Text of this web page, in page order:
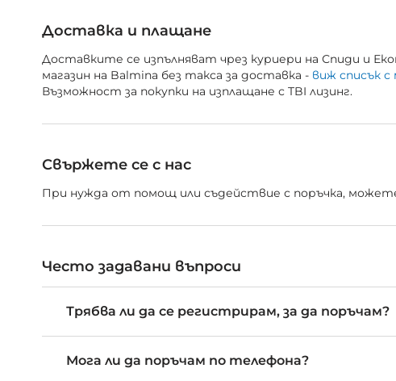
Доставка и плащане
Доставките се изпълняват чрез куриери на Спиди и
магазин на Balmina без такса за доставка - виж списък с
Възможност за покупки на изплащане с TBI лизинг.
Свържете се с нас
При нужда от помощ или съдействие с поръчка,
Често задавани въпроси
Трябва ли да се регистрирам, за да поръчам?
Мога ли да поръчам по телефона?